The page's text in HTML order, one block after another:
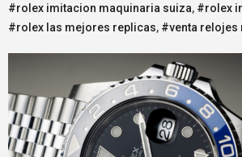
#rolex imitacion maquinaria suiza, #rolex
#rolex las mejores replicas, #venta relojes